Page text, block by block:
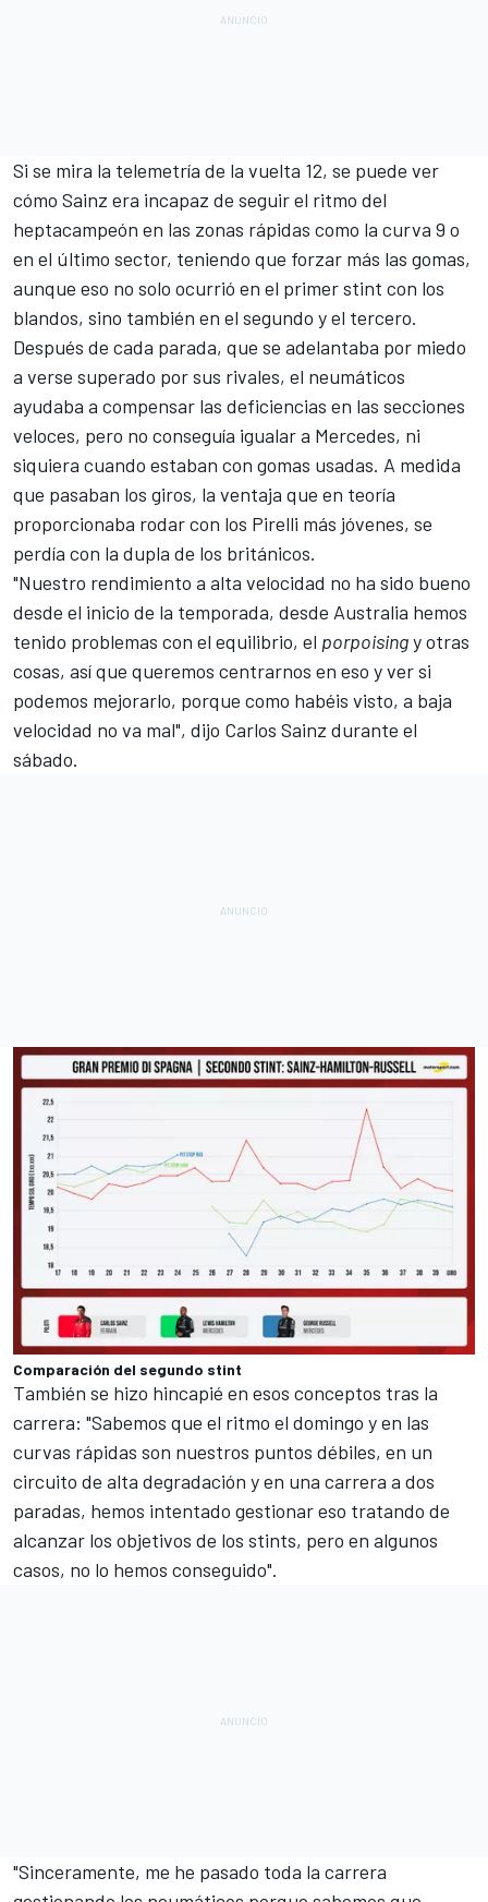
Si se mira la telemetría de la vuelta 12, se puede ver
cómo Sainz era incapaz de seguir el ritmo del
heptacampeón en las zonas rápidas como la curva 9 o
en el último sector, teniendo que forzar más las gomas,
aunque eso no solo ocurrió en el primer stint con los
blandos, sino también en el segundo y el tercero.
Después de cada parada, que se adelantaba por miedo
a verse superado por sus rivales, el neumáticos
ayudaba a compensar las deficiencias en las secciones
veloces, pero no conseguía igualar a Mercedes, ni
siquiera cuando estaban con gomas usadas. A medida
que pasaban los giros, la ventaja que en teoría
proporcionaba rodar con los Pirelli más jóvenes, se
perdía con la dupla de los británicos.
"Nuestro rendimiento a alta velocidad no ha sido bueno
desde el inicio de la temporada, desde Australia hemos
tenido problemas con el equilibrio, el porpoisingy otras
cosas, así que queremos centrarnos en eso y ver si
podemos mejorarlo, porque como habéis visto, a baja
velocidad no va mal", dijo Carlos Sainz durante el
sábado.
Comparación del segundo stint
También se hizo hincapié en esos conceptos tras la
carrera: "Sabemos que el ritmo el domingo y en las
curvas rápidas son nuestros puntos débiles, en un
circuito de alta degradación y en una carrera a dos
paradas, hemos intentado gestionar eso tratando de
alcanzar los objetivos de los stints, pero en algunos
casos, no lo hemos conseguido".
"Sinceramente, me he pasado toda la carrera